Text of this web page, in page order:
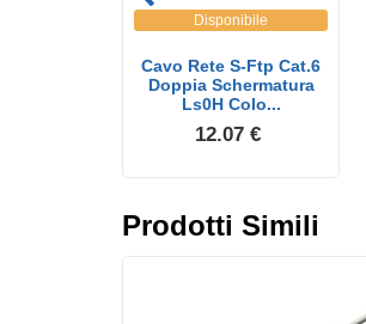
Disponibile
Cavo Rete S-Ftp Cat.6
Doppia Schermatura
Ls0H Colo...
12.07 €
Prodotti Simili